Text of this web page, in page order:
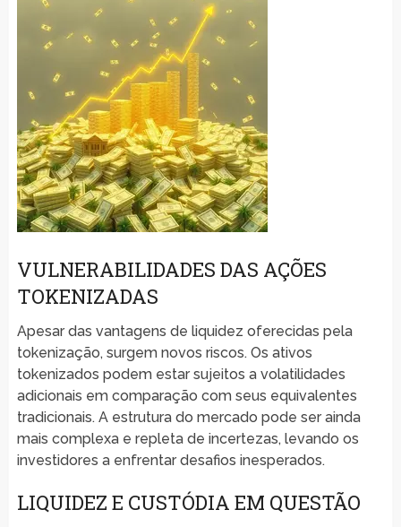
VULNERABILIDADES DAS AÇÕES
TOKENIZADAS
Apesar das vantagens de liquidez oferecidas pela
tokenização, surgem novos riscos. Os ativos
tokenizados podem estar sujeitos a volatilidades
adicionais em comparação com seus equivalentes
tradicionais. A estrutura do mercado pode ser ainda
mais complexa e repleta de incertezas, levando os
investidores a enfrentar desafios inesperados.
LIQUIDEZ E CUSTÓDIA EM QUESTÃO